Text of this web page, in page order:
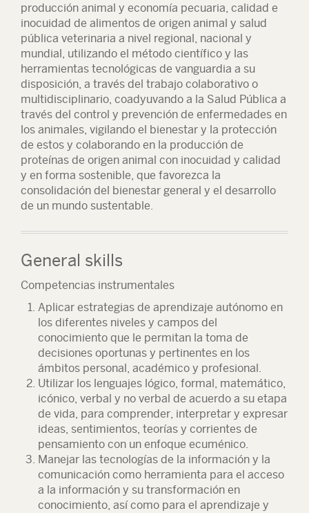
producción animal y economía pecuaria, calidad e
inocuidad de alimentos de origen animal y salud
pública veterinaria a nivel regional, nacional y
mundial, utilizando el método científico y las
herramientas tecnológicas de vanguardia a su
disposición, a través del trabajo colaborativo o
multidisciplinario, coadyuvando a la Salud Pública a
través del control y prevención de enfermedades en
los animales, vigilando el bienestar y la protección
de estos y colaborando en la producción de
proteínas de origen animal con inocuidad y calidad
y en forma sostenible, que favorezca la
consolidación del bienestar general y el desarrollo
de un mundo sustentable.
General skills
Competencias instrumentales
Aplicar estrategias de aprendizaje autónomo en
los diferentes niveles y campos del
conocimiento que le permitan la toma de
decisiones oportunas y pertinentes en los
ámbitos personal, académico y profesional.
Utilizar los lenguajes lógico, formal, matemático,
icónico, verbal y no verbal de acuerdo a su etapa
de vida, para comprender, interpretar y expresar
ideas, sentimientos, teorías y corrientes de
pensamiento con un enfoque ecuménico.
Manejar las tecnologías de la información y la
comunicación como herramienta para el acceso
a la información y su transformación en
conocimiento, así como para el aprendizaje y